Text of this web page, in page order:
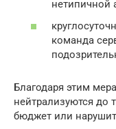
нетипичной
команда
Благодаря этим
нейтрализуются до
бюджет или